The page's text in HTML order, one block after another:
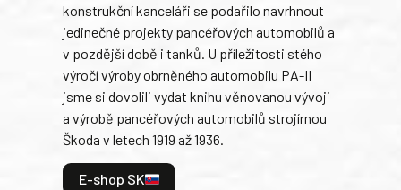
konstrukční kanceláři se podařilo navrhnout
jedinečné projekty pancéřových automobilů a
v pozdější době i tanků. U příležitosti stého
výročí výroby obrněného automobilu PA-II
jsme si dovolili vydat knihu věnovanou vývoji
a výrobě pancéřových automobilů strojírnou
Škoda v letech 1919 až 1936.
E-shop SK